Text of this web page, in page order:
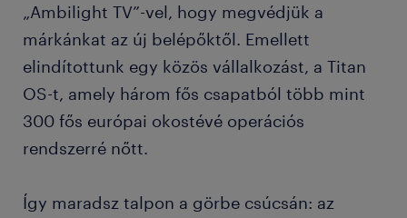
„Ambilight TV”-vel, hogy megvédjük a
márkánkat az új belépőktől. Emellett
elindítottunk egy közös vállalkozást, a Titan
OS-t, amely három fős csapatból több mint
300 fős európai okostévé operációs
rendszerré nőtt.
Így maradsz talpon a görbe csúcsán: az